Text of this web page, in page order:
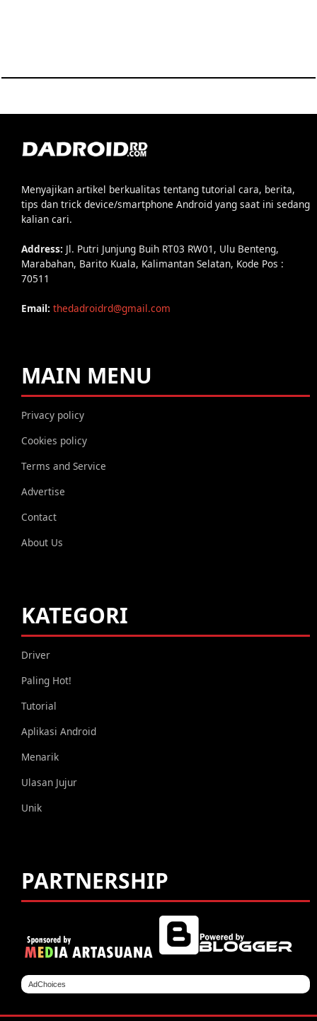
Menyajikan artikel berkualitas tentang tutorial cara, berita,
tips dan trick device/smartphone Android yang saat ini sedang
kalian cari.
Address: Jl. Putri Junjung Buih RT03 RW01, Ulu Benteng,
Marabahan, Barito Kuala, Kalimantan Selatan, Kode Pos :
70511
Email: thedadroidrd@gmail.com
MAIN MENU
Privacy policy
Cookies policy
Terms and Service
Advertise
Contact
About Us
KATEGORI
Driver
Paling Hot!
Tutorial
Aplikasi Android
Menarik
Ulasan Jujur
Unik
PARTNERSHIP
AdChoices